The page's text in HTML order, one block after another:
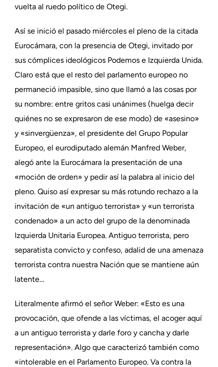
vuelta al ruedo político de Otegi.
Así se inició el pasado miércoles el pleno de la citada
Eurocámara, con la presencia de Otegi, invitado por
sus cómplices ideológicos Podemos e Izquierda Unida.
Claro está que el resto del parlamento europeo no
permaneció impasible, sino que llamó a las cosas por
su nombre: entre gritos casi unánimes (huelga decir
quiénes no se expresaron de ese modo) de «asesino»
y «sinvergüenza», el presidente del Grupo Popular
Europeo, el eurodiputado alemán Manfred Weber,
alegó ante la Eurocámara la presentación de una
«moción de orden» y pedir así la palabra al inicio del
pleno. Quiso así expresar su más rotundo rechazo a la
invitación de «un antiguo terrorista» y «un terrorista
condenado» a un acto del grupo de la denominada
Izquierda Unitaria Europea. Antiguo terrorista, pero
separatista convicto y confeso, adalid de una amenaza
terrorista contra nuestra Nación que se mantiene aún
latente…
Literalmente afirmó el señor Weber: «Esto es una
provocación, que ofende a las víctimas, el acoger aquí
a un antiguo terrorista y darle foro y cancha y darle
representación». Algo que caracterizó también como
«intolerable en el Parlamento Europeo. Va contra la